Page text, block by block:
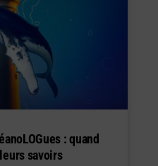
: quand
savoirs